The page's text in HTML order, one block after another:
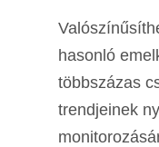
hasonló
többszázas
trendjeinek